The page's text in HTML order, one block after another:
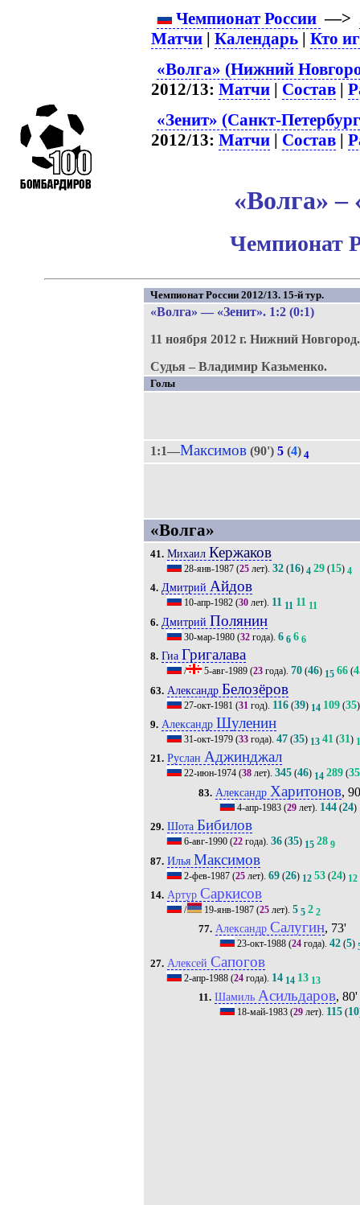
Чемпионат России —>
Матчи |Календарь |Кто
«Волга» (Нижний
2012/13:Матчи | Состав |
«Зенит» (Санкт-
2012/13:Матчи | Состав |
«Волга» –
Чемпионат
Чемпионат России 2012/13. 15-й тур.
«Волга» — «Зенит». 1:2 (0:1)
11 ноября 2012 г. Нижний
Судья – Владимир Казьменко.
Голы
1:1—Максимов(90') 5(4) 4
«Волга»
41. Михаил Кержаков
28-янв-1987(25лет). 32(16) 4 29(15) 4
4. Дмитрий Айдов
10-апр-1982(30лет). 11 11 11 11
6. Дмитрий Полянин
30-мар-1980(32года). 6 6 6 6
8. Гиа Григалава
/ 5-авг-1989(23года). 70(46) 15 66(
63. Александр Белозёров
27-окт-1981 (31 год). 116(39) 14 109(35)
9. Александр Шуленин
31-окт-1979(33года). 47(35) 13 41(31)
21. Руслан Аджинджал
22-июн-1974(38лет). 345(46) 14 289(35
83. Александр Харитонов,
4-апр-1983 (29 лет). 144 (24)
29. Шота Бибилов
6-авг-1990(22года). 36(35) 15 28 9
87. Илья Максимов
2-фев-1987(25лет). 69(26) 12 53(24) 12
14. Артур Саркисов
/ 19-янв-1987(25лет). 5 5 2 2
77. Александр Салугин, 73'
23-окт-1988 (24 года).42 (5)
27. Алексей Сапогов
2-апр-1988(24года). 14 14 13 13
11. Шамиль Асильдаров, 80'
18-май-1983 (29 лет). 115 (10